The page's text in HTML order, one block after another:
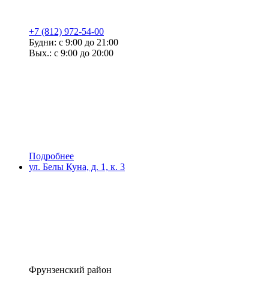
+7 (812) 972-54-00
Будни: с 9:00 до 21:00
Вых.: с 9:00 до 20:00
Подробнее
ул. Белы Куна, д. 1, к. 3
Фрунзенский район